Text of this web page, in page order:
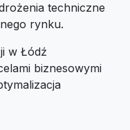
techniczne
rynku.
w Łódź
biznesowymi